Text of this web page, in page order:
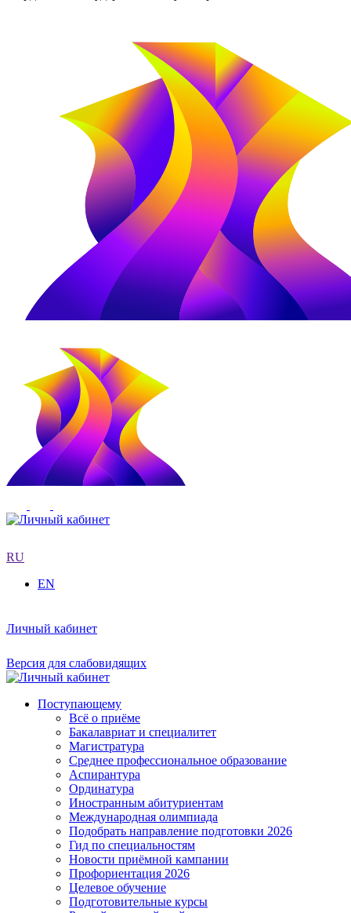
RU
EN
Личный кабинет
Версия для слабовидящих
Поступающему
Всё о приёме
Бакалавриат и специалитет
Магистратура
Среднее профессиональное образование
Аспирантура
Ординатура
Иностранным абитуриентам
Международная олимпиада
Подобрать направление подготовки 2026
Гид по специальностям
Новости приёмной кампании
Профориентация 2026
Целевое обучение
Подготовительные курсы